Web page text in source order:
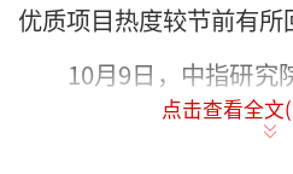
优质项目热度较节前有所
10月9日，中指研究
晶晶在接受采访时表示
点击查看全文